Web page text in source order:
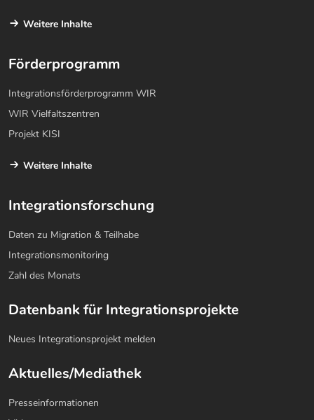
Weitere Inhalte
Förderprogramm
Integrationsförderprogramm WIR
WIR Vielfaltszentren
Projekt KISI
Weitere Inhalte
Integrationsforschung
Daten zu Migration & Teilhabe
Integrationsmonitoring
Zahl des Monats
Datenbank für Integrationsprojekte
Neues Integrationsprojekt melden
Aktuelles/Mediathek
Presseinformationen